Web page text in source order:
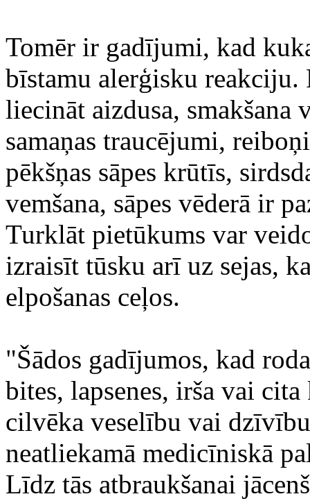
Tomēr ir gadījumi, kad
bīstamu alerģisku reakciju.
liecināt aizdusa, smakšana
samaņas traucējumi,
pēkšņas sāpes krūtīs,
vemšana, sāpes vēderā ir
Turklāt pietūkums var
izraisīt tūsku arī uz sejas,
elpošanas ceļos.
"Šādos gadījumos, kad
bites, lapsenes, irša vai
cilvēka veselību vai
neatliekamā medicīniskā
Līdz tās atbraukšanai